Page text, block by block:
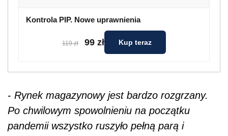
Kontrola PIP. Nowe uprawnienia
119 zł 99 zł Kup teraz
- Rynek magazynowy jest bardzo rozgrzany.
Po chwilowym spowolnieniu na początku
pandemii wszystko ruszyło pełną parą i